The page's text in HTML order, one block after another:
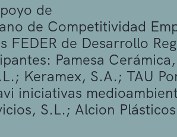
de
de Competitividad
FEDER de Desarrollo
Pamesa
Keramex, S.A.; TAU
iniciativas
S.L.; Alcion